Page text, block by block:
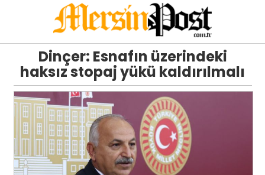
Dinçer: Esnafın üzerindeki
haksız stopaj yükü kaldırılmalı